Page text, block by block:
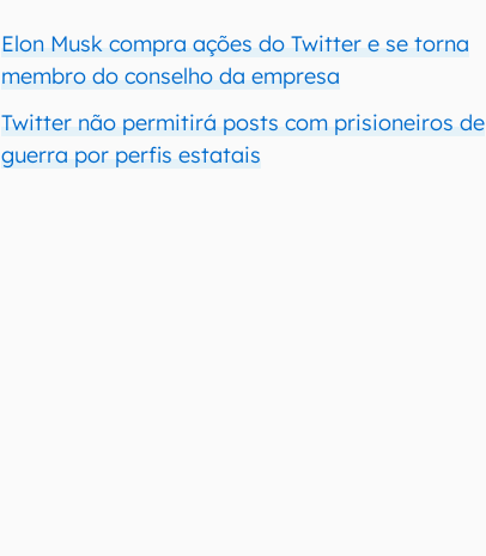
Elon Musk compra ações do Twitter e se torna
membro do conselho da empresa
Twitter não permitirá posts com prisioneiros de
guerra por perfis estatais